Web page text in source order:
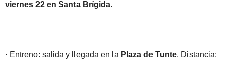
viernes 22 en Santa Brígida.
· Entreno: salida y llegada en la Plaza de Tunte. Distancia: